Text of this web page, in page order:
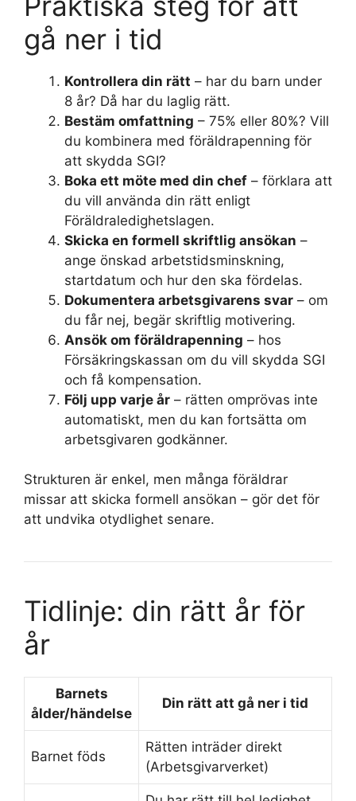
gå ner i tid
Kontrollera din rätt – har du barn under
8 år? Då har du laglig rätt.
Bestäm omfattning – 75% eller 80%? Vill
du kombinera med föräldrapenning för
att skydda SGI?
Boka ett möte med din chef – förklara att
du vill använda din rätt enligt
Föräldraledighetslagen.
Skicka en formell skriftlig ansökan –
ange önskad arbetstidsminskning,
startdatum och hur den ska fördelas.
Dokumentera arbetsgivarens svar – om
du får nej, begär skriftlig motivering.
Ansök om föräldrapenning – hos
Försäkringskassan om du vill skydda SGI
och få kompensation.
Följ upp varje år – rätten omprövas inte
automatiskt, men du kan fortsätta om
arbetsgivaren godkänner.
Strukturen är enkel, men många föräldrar
missar att skicka formell ansökan – gör det för
att undvika otydlighet senare.
Tidlinje: din rätt år för
år
Barnets
ålder/händelse
Din rätt att gå ner i tid
Barnet föds
Rätten inträder direkt
(Arbetsgivarverket)